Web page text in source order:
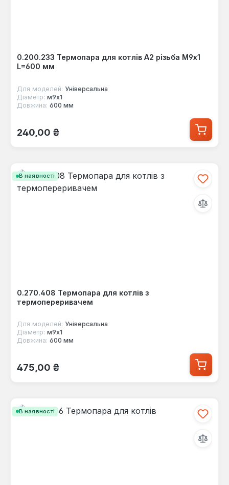
0.200.233 Термопара для котлів A2 різьба М9х1
L=600 мм
Для моделей: Універсальна
Діаметр: м9х1
Довжина: 600 мм
Звичайна ціна:
240,00 ₴
В наявності
0.270.408 Термопара для котлів з
термопереривачем
Для моделей: Універсальна
Діаметр: м9х1
Довжина: 600 мм
Звичайна ціна:
475,00 ₴
В наявності